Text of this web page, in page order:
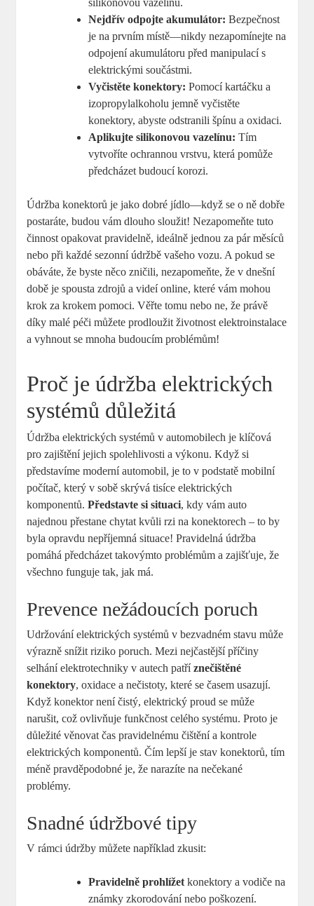
silikonovou vazelínu.
Nejdřív odpojte akumulátor: Bezpečnost
je na prvním místě—nikdy nezapomínejte na
odpojení akumulátoru před manipulací s
elektrickými součástmi.
Vyčistěte konektory: Pomocí kartáčku a
izopropylalkoholu jemně vyčistěte
konektory, abyste odstranili špínu a oxidaci.
Aplikujte silikonovou vazelínu: Tím
vytvoříte ochrannou vrstvu, která pomůže
předcházet budoucí korozi.
Údržba konektorů je jako dobré jídlo—když se o ně dobře
postaráte, budou vám dlouho sloužit! Nezapomeňte tuto
činnost opakovat pravidelně, ideálně jednou za pár měsíců
nebo při každé sezonní údržbě vašeho vozu. A pokud se
obáváte, že byste něco zničili, nezapomeňte, že v dnešní
době je spousta zdrojů a videí online, které vám mohou
krok za krokem pomoci. Věřte tomu nebo ne, že právě
díky malé péči můžete prodloužit životnost elektroinstalace
a vyhnout se mnoha budoucím problémům!
Proč je údržba elektrických
systémů důležitá
Údržba elektrických systémů v automobilech je klíčová
pro zajištění jejich spolehlivosti a výkonu. Když si
představíme moderní automobil, je to v podstatě mobilní
počítač, který v sobě skrývá tisíce elektrických
komponentů.Představte si situaci, kdy vám auto
najednou přestane chytat kvůli rzi na konektorech – to by
byla opravdu nepříjemná situace! Pravidelná údržba
pomáhá předcházet takovýmto problémům a zajišťuje, že
všechno funguje tak, jak má.
Prevence nežádoucích poruch
Udržování elektrických systémů v bezvadném stavu může
výrazně snížit riziko poruch. Mezi nejčastější příčiny
selhání elektrotechniky v autech patříznečištěné
konektory, oxidace a nečistoty, které se časem usazují.
Když konektor není čistý, elektrický proud se může
narušit, což ovlivňuje funkčnost celého systému. Proto je
důležité věnovat čas pravidelnému čištění a kontrole
elektrických komponentů. Čím lepší je stav konektorů, tím
méně pravděpodobné je, že narazíte na nečekané
problémy.
Snadné údržbové tipy
V rámci údržby můžete například zkusit:
Pravidelně prohlížet konektory a vodiče na
známky zkorodování nebo poškození.